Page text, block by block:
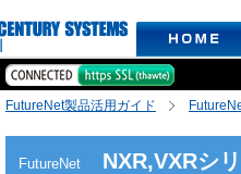
FutureNet製品活用ガイド
FutureNet NXR,VXRシ